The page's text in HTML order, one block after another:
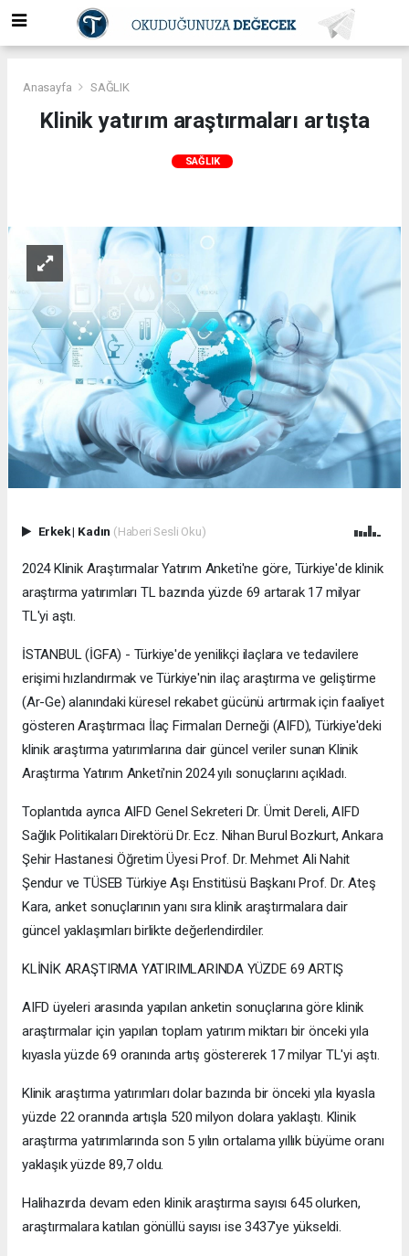
Anasayfa SAĞLIK
Klinik yatırım araştırmaları artışta
SAĞLIK
Erkek| Kadın (Haberi Sesli Oku)
2024 Klinik Araştırmalar Yatırım Anketi'ne göre, Türkiye'de klinik
araştırma yatırımları TL bazında yüzde 69 artarak 17 milyar
TL'yi aştı.
İSTANBUL (İGFA) - Türkiye'de yenilikçi ilaçlara ve tedavilere
erişimi hızlandırmak ve Türkiye'nin ilaç araştırma ve geliştirme
(Ar-Ge) alanındaki küresel rekabet gücünü artırmak için faaliyet
gösteren Araştırmacı İlaç Firmaları Derneği (AIFD), Türkiye'deki
klinik araştırma yatırımlarına dair güncel veriler sunan Klinik
Araştırma Yatırım Anketi'nin 2024 yılı sonuçlarını açıkladı.
Toplantıda ayrıca AIFD Genel Sekreteri Dr. Ümit Dereli, AIFD
Sağlık Politikaları Direktörü Dr. Ecz. Nihan Burul Bozkurt, Ankara
Şehir Hastanesi Öğretim Üyesi Prof. Dr. Mehmet Ali Nahit
Şendur ve TÜSEB Türkiye Aşı Enstitüsü Başkanı Prof. Dr. Ateş
Kara, anket sonuçlarının yanı sıra klinik araştırmalara dair
güncel yaklaşımları birlikte değerlendirdiler.
KLİNİK ARAŞTIRMA YATIRIMLARINDA YÜZDE 69 ARTIŞ
AIFD üyeleri arasında yapılan anketin sonuçlarına göre klinik
araştırmalar için yapılan toplam yatırım miktarı bir önceki yıla
kıyasla yüzde 69 oranında artış göstererek 17 milyar TL'yi aştı.
Klinik araştırma yatırımları dolar bazında bir önceki yıla kıyasla
yüzde 22 oranında artışla 520 milyon dolara yaklaştı. Klinik
araştırma yatırımlarında son 5 yılın ortalama yıllık büyüme oranı
yaklaşık yüzde 89,7 oldu.
Halihazırda devam eden klinik araştırma sayısı 645 olurken,
araştırmalara katılan gönüllü sayısı ise 3437'ye yükseldi.